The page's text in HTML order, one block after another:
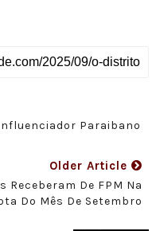
Paraibano
Older Article
De FPM Na
Do Mês De Setembro